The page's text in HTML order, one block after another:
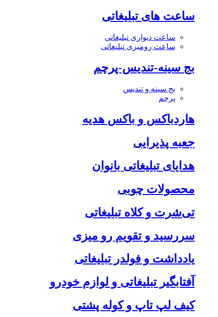
ساعت های تبلیغاتی
ساعت دیواری تبلیغاتی
ساعت رومیزی تبلیغاتی
بج سینه-تندیس-پرچم
بج سینه و تندیس
پرچم
هاردباکس و باکس هدیه
جعبه پذیرایی
هدایای تبلیغاتی بانوان
محصولات چوبی
تی‌شرت و کلاه تبلیغاتی
سررسید و تقویم رو میزی
یادداشت و فولدر تبلیغاتی
آفتابگیر تبلیغاتی و لوازم خودرو
کیف لپ تاپ و کوله پشتی